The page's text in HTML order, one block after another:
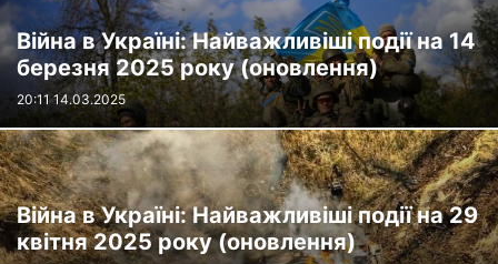
Війна в Україні: Найважливіші події на 14
березня 2025 року (оновлення)
20:11 14.03.2025
Війна в Україні: Найважливіші події на 29
квітня 2025 року (оновлення)